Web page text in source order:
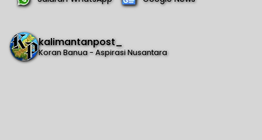
kalimantanpost_
Koran Banua - Aspirasi Nusantara